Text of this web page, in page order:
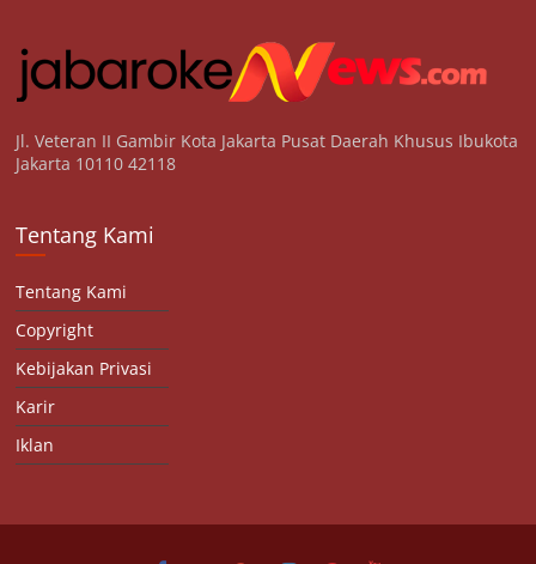
Jl. Veteran II Gambir Kota Jakarta Pusat Daerah Khusus Ibukota
Jakarta 10110 42118
Tentang Kami
Tentang Kami
Copyright
Kebijakan Privasi
Karir
Iklan